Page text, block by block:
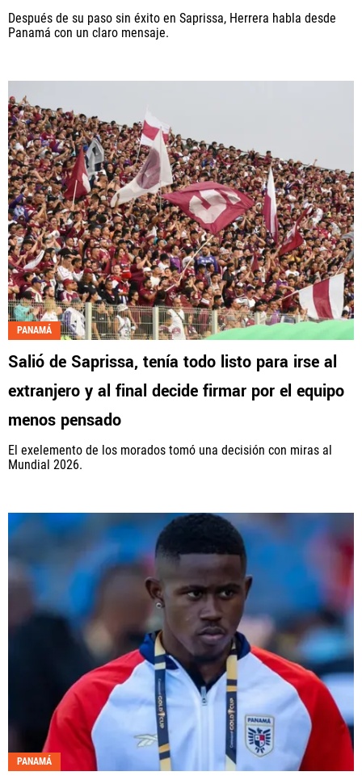
Después de su paso sin éxito en Saprissa, Herrera habla desde
Panamá con un claro mensaje.
PANAMÁ
Salió de Saprissa, tenía todo listo para irse al
extranjero y al final decide firmar por el equipo
menos pensado
El exelemento de los morados tomó una decisión con miras al
Mundial 2026.
PANAMÁ